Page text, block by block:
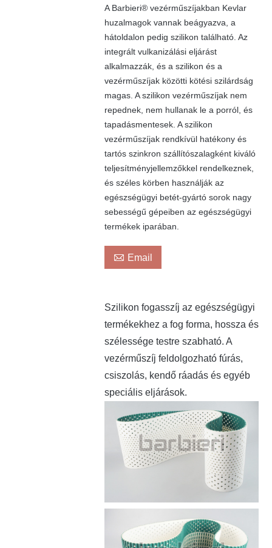
A Barbieri® vezérműszíjakban Kevlar
huzalmagok vannak beágyazva, a
hátoldalon pedig szilikon található. Az
integrált vulkanizálási eljárást
alkalmazzák, és a szilikon és a
vezérműszíjak közötti kötési szilárdság
magas. A szilikon vezérműszíjak nem
repednek, nem hullanak le a porról, és
tapadásmentesek. A szilikon
vezérműszíjak rendkívül hatékony és
tartós szinkron szállítószalagként kiváló
teljesítményjellemzőkkel rendelkeznek,
és széles körben használják az
egészségügyi betét-gyártó sorok nagy
sebességű gépeiben az egészségügyi
termékek iparában.
 Email
Szilikon fogasszíj az egészségügyi
termékekhez a fog forma, hossza és
szélessége testre szabható. A
vezérműszíj feldolgozható fúrás,
csiszolás, kendő ráadás és egyéb
speciális eljárások.